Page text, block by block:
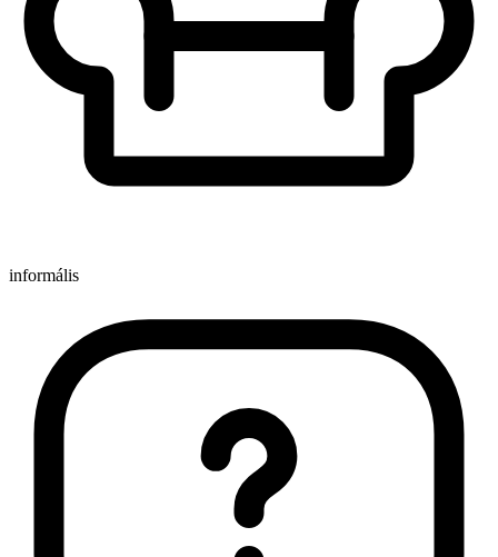
informális